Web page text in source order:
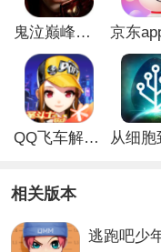
鬼泣巅峰之战最新破解版
QQ飞车解锁版无限钻石最新版
相关版本
逃跑吧少